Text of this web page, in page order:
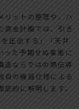
リットの整理や、ハ
資金計画では、引き
圧迫する」「天井
った予期せぬ事態に
造ならではの熱伝導
自の機器仕様による
的に解明します。